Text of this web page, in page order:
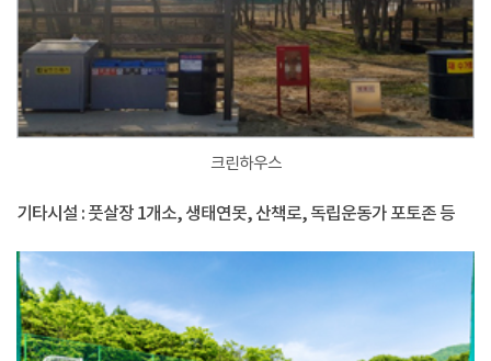
크린하우스
기타시설 : 풋살장 1개소, 생태연못, 산책로, 독립운동가 포토존 등